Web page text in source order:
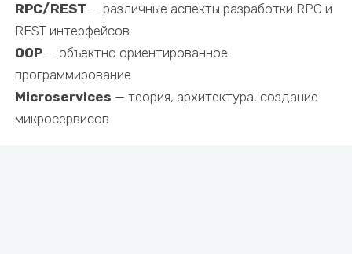
RPC/REST — различные аспекты разработки RPC и
REST интерфейсов
OOP — объектно ориентированное
программирование
Microservices — теория, архитектура, создание
микросервисов